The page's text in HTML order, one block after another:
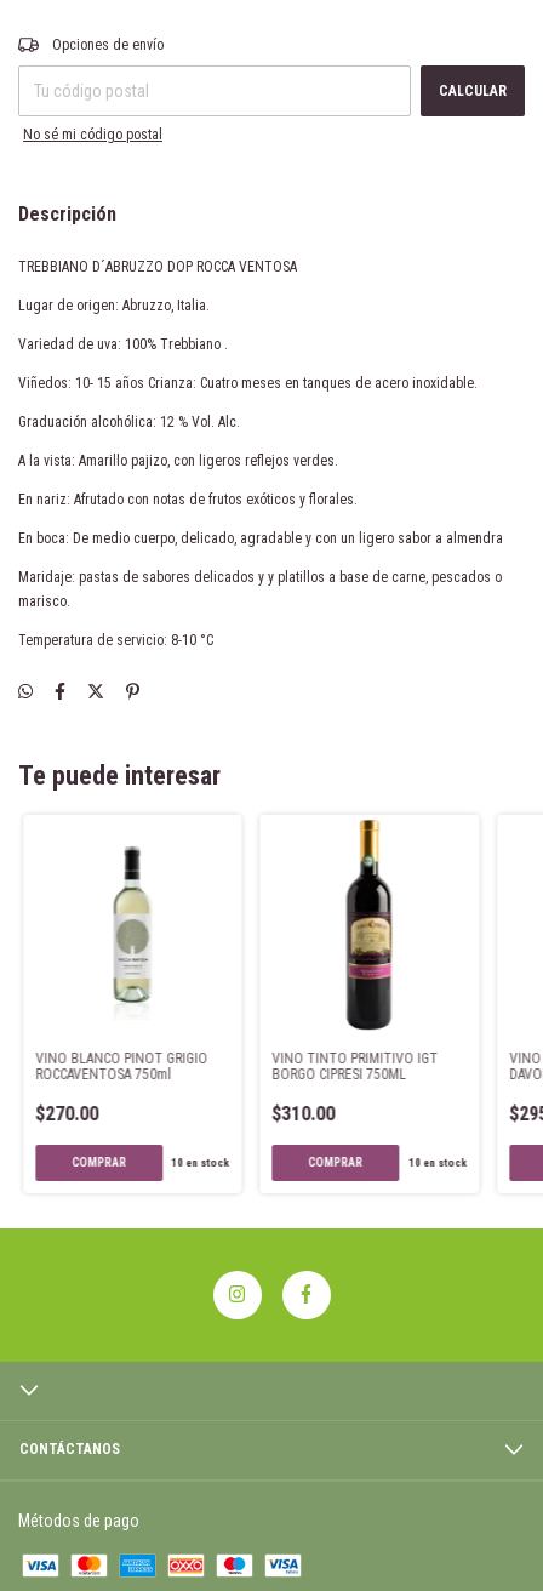
Entregas para el CP:
Opciones de envío
CALCULAR
No sé mi código postal
Descripción
TREBBIANO D´ABRUZZO DOP ROCCA VENTOSA
Lugar de origen: Abruzzo, Italia.
Variedad de uva: 100% Trebbiano .
Viñedos: 10- 15 años Crianza: Cuatro meses en tanques de acero inoxidable.
Graduación alcohólica: 12 % Vol. Alc.
A la vista: Amarillo pajizo, con ligeros reflejos verdes.
En nariz: Afrutado con notas de frutos exóticos y florales.
En boca: De medio cuerpo, delicado, agradable y con un ligero sabor a almendra
Maridaje: pastas de sabores delicados y y platillos a base de carne, pescados o
marisco.
Temperatura de servicio: 8-10 °C
Te puede interesar
VINO BLANCO PINOT GRIGIO
ROCCAVENTOSA 750ml
$270.00
10 en stock
VINO TINTO PRIMITIVO IGT
BORGO CIPRESI 750ML
$310.00
10 en stock
VINO
CONTÁCTANOS
Métodos de pago